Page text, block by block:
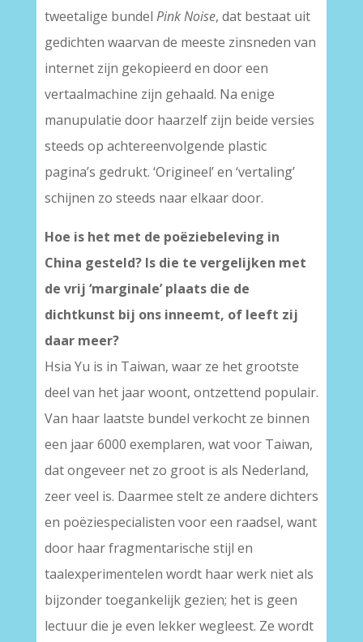
tweetalige bundel Pink Noise, dat bestaat uit
gedichten waarvan de meeste zinsneden van
internet zijn gekopieerd en door een
vertaalmachine zijn gehaald. Na enige
manupulatie door haarzelf zijn beide versies
steeds op achtereenvolgende plastic
pagina’s gedrukt. ‘Origineel’ en ‘vertaling’
schijnen zo steeds naar elkaar door.
Hoe is het met de poëziebeleving in
China gesteld? Is die te vergelijken met
de vrij ‘marginale’ plaats die de
dichtkunst bij ons inneemt, of leeft zij
daar meer?
Hsia Yu is in Taiwan, waar ze het grootste
deel van het jaar woont, ontzettend populair.
Van haar laatste bundel verkocht ze binnen
een jaar 6000 exemplaren, wat voor Taiwan,
dat ongeveer net zo groot is als Nederland,
zeer veel is. Daarmee stelt ze andere dichters
en poëziespecialisten voor een raadsel, want
door haar fragmentarische stijl en
taalexperimentelen wordt haar werk niet als
bijzonder toegankelijk gezien; het is geen
lectuur die je even lekker wegleest. Ze wordt